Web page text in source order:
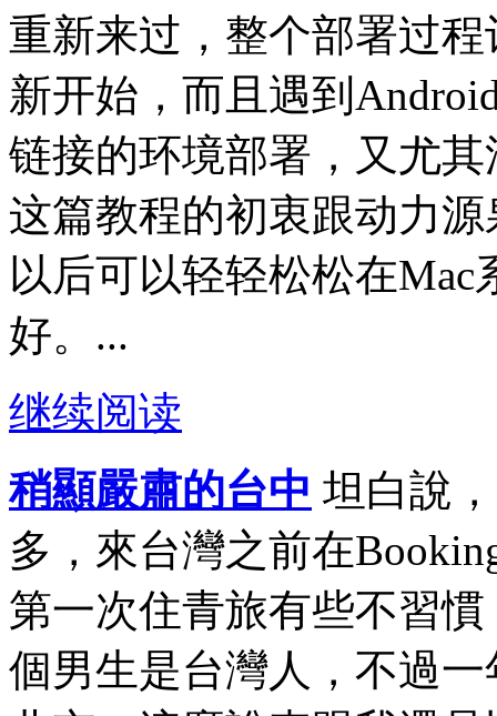
重新来过，整个部署过
新开始，而且遇到
链接的环境部署，又尤
这篇教程的初衷跟动力
以后可以轻轻松松在
好。...
继续阅读
稍顯嚴肅的台中 坦白說
多，來台灣之前在
第一次住青旅有些不習
個男生是台灣人，不過